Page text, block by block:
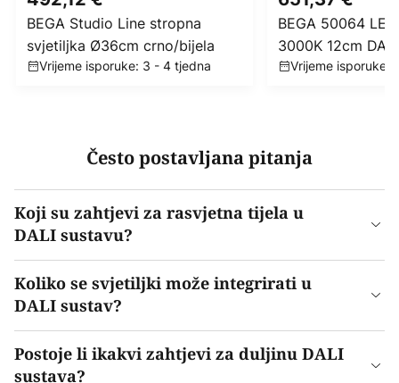
BEGA Studio Line stropna
svjetiljka Ø36cm crno/bijela
Vrijeme isporuke: 3 - 4 tjedna
BEGA 50064
3000K 12cm
Vrijeme isporuke:
Često postavljana pitanja
Koji su zahtjevi za rasvjetna tijela u
DALI sustavu?
Koliko se svjetiljki može integrirati u
DALI sustav?
Postoje li ikakvi zahtjevi za duljinu DALI
sustava?